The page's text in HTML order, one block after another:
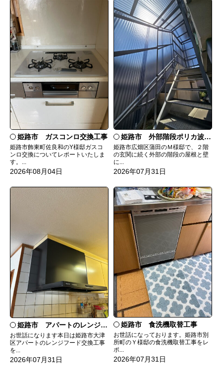
姫路市 ガスコンロ交換工事
姫路市飾東町佐良和のY様邸ガスコ
ンロ交換についてレポートいたしま
す。...
2026年08月04日
姫路市 外部階段ポリカ波板張替工事
姫路市広畑区蒲田のＭ様邸で、２階
の玄関に続く外部の階段の屋根と壁
に...
2026年07月31日
姫路市 アパートのレンジフード交換
お世話になります本日は姫路市大津
区アパートのレンジフード交換工事
を...
2026年07月31日
姫路市 食洗機取替工事
お世話になっております。姫路市別
所町のＹ様邸の食洗機取替工事をレ
ポ...
2026年07月31日